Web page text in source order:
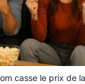
casse le prix de